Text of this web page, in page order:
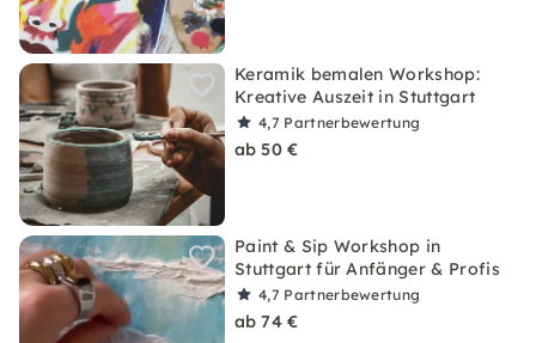
Keramik bemalen Workshop:
Kreative Auszeit in Stuttgart
4,7 Partnerbewertung
ab 50 €
Paint & Sip Workshop in
Stuttgart für Anfänger & Profis
4,7 Partnerbewertung
ab 74 €